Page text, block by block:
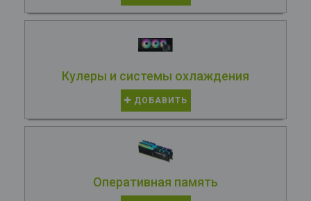
Кулеры и системы охлаждения
ДОБАВИТЬ
Оперативная память